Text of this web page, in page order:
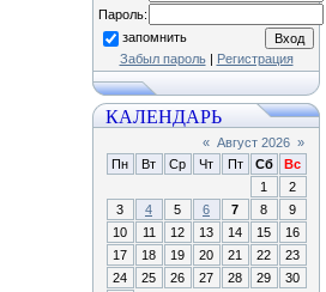
Пароль:
запомнить
Забыл пароль| Регистрация
КАЛЕНДАРЬ
« Август 2026 »
Пн
Вт Ср Чт Пт Сб
Вс
1
2
3
4 5 6 7 8
9
10
11 12 13 14 15
16
17
18 19 20 21 22
23
24
25 26 27 28 29
30